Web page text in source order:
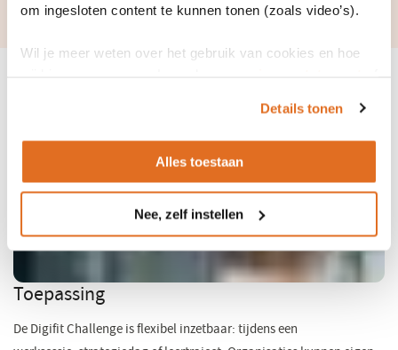
om ingesloten content te kunnen tonen (zoals video’s).
Wil je meer weten over het gebruik van cookies en hoe
Details tonen
Alles toestaan
Nee, zelf instellen
Toepassing
De DigifitChallenge is flexibel inzetbaar: tijdens een